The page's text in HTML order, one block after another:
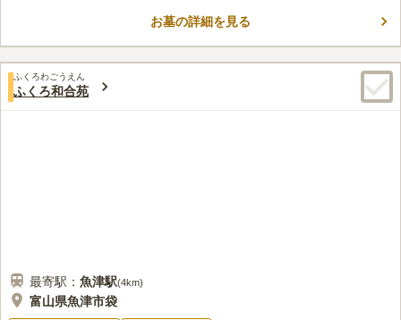
0.73坪から4.44坪以上までと広い区画が多くあり、予算や要望に
な場所です。
口コミ評価
この霊園はまだ誰からも評価されていません。
お墓の詳細を見る
ふくろわごうえん
ふくろ和合苑
最寄駅： 魚津駅(4km)
富山県魚津市袋